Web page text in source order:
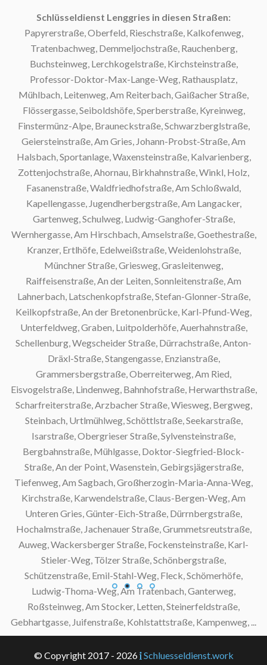
Schlüsseldienst Lenggries in diesen Straßen:
Papyrerstraße, Oberfeld, Rieschstraße, Kalkofenweg,
Tratenbachweg, Demmeljochstraße, Rauchenberg,
Buchsteinweg, Lerchkogelstraße, Kirchsteinstraße,
Professor-Doktor-Max-Lange-Weg, Rathausplatz,
Mühlbach, Leitenweg, Am Reiterbach, Gaißacher Straße,
Flössergasse, Seiboldshöfe, Sperberstraße, Kyreinweg,
Finstermünz-Alpe, Brauneckstraße, Schwarzberglstraße,
Geiersteinstraße, Am Gries, Johann-Probst-Straße, Am
Halsbach, Sportanlage, Waxensteinstraße, Kalvarienberg,
Zottenjochstraße, Ahornau, Birkhahnstraße, Winkl, Holz,
Fasanenstraße, Waldfriedhofstraße, Am Schloßwald,
Kapellengasse, Jugendherbergstraße, Am Langacker,
Gartenweg, Schulweg, Ludwig-Ganghofer-Straße,
Wernhergasse, Am Hirschbach, Amselstraße, Goethestraße,
Kranzer, Ertlhöfe, Edelweißstraße, Weidenlohstraße,
Münchner Straße, Griesweg, Grasleitenweg,
Raiffeisenstraße, An der Leiten, Sonnleitenstraße, Am
Lahnerbach, Latschenkopfstraße, Stefan-Glonner-Straße,
Keilkopfstraße, An der Bretonenbrücke, Karl-Pfund-Weg,
Unterfeldweg, Graben, Luitpolderhöfe, Auerhahnstraße,
Schellenburg, Wegscheider Straße, Dürrachstraße, Anton-
Dräxl-Straße, Stangengasse, Enzianstraße,
Grammersbergstraße, Oberreiterweg, Am Ried,
Eisvogelstraße, Lindenweg, Bahnhofstraße, Herwarthstraße,
Scharfreiterstraße, Arzbacher Straße, Wiesweg, Bergweg,
Steinbach, Urtlmühlweg, Schöttlstraße, Seekarstraße,
Isarstraße, Obergrieser Straße, Sylvensteinstraße,
Bergbahnstraße, Mühlgasse, Doktor-Siegfried-Block-
Straße, An der Point, Wasenstein, Gebirgsjägerstraße,
Tiefenweg, Am Sagbach, Großherzogin-Maria-Anna-Weg,
Kirchstraße, Karwendelstraße, Claus-Bergen-Weg, Am
Unteren Gries, Günter-Eich-Straße, Dürrnbergstraße,
Hochalmstraße, Jachenauer Straße, Grummetsreutstraße,
Auweg, Wackersberger Straße, Fockensteinstraße, Karl-
Stieler-Weg, Tölzer Straße, Schönbergstraße,
Schützenstraße, Emil-Stahl-Weg, Fleck, Schömerhöfe,
Ludwig-Thoma-Weg, Am Tratenbach, Ganterweg,
Roßsteinweg, Am Stocker, Letten, Steinerfeldstraße,
Gebhartgasse, Juifenstraße, Kohlstattstraße, Kampenweg, ...
© Copyright 2017 - 2026 Schluesseldienst.work